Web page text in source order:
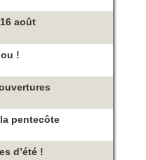
août
!
pentecôte
d’été !